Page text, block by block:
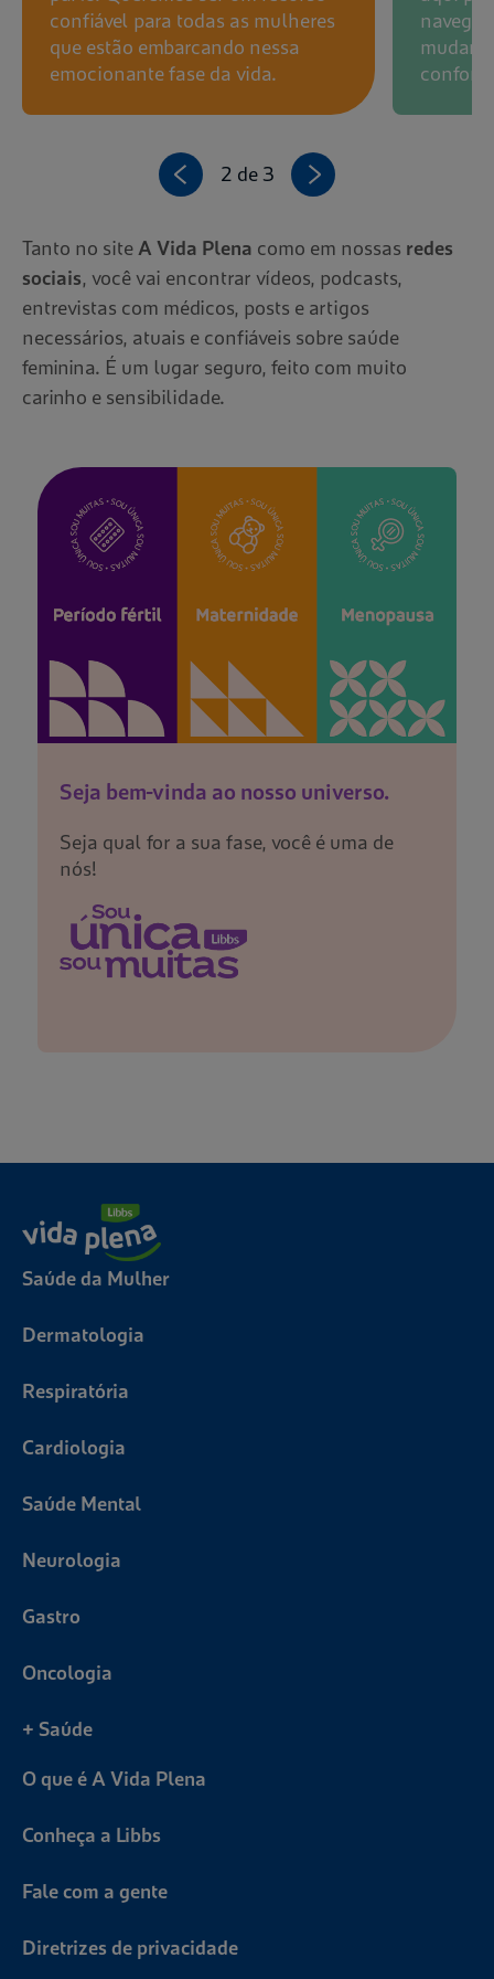
confiável para todas as mulheres
que estão embarcando nessa
emocionante fase da vida.
2 de 3
Tanto no siteA Vida Plena como em nossas redes
sociais, você vai encontrar vídeos, podcasts,
entrevistas com médicos, posts e artigos
necessários, atuais e confiáveis sobre saúde
feminina. É um lugar seguro, feito com muito
carinho e sensibilidade.
Seja bem-vinda ao nosso universo.
Seja qual for a sua fase, você é uma de
nós!
Saúde da Mulher
Dermatologia
Respiratória
Cardiologia
Saúde Mental
Neurologia
Gastro
Oncologia
+ Saúde
O que é A Vida Plena
Conheça a Libbs
Fale com a gente
Diretrizes de privacidade